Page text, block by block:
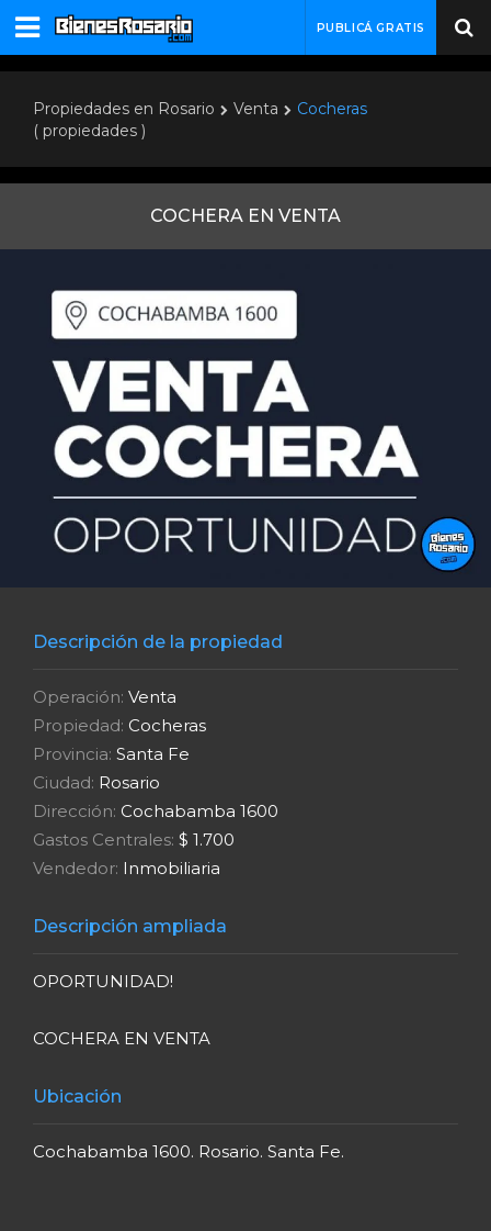
PUBLICÁ GRATIS
Propiedades en Rosario Venta
Cocheras
( propiedades )
COCHERA EN VENTA
Descripción de la propiedad
Operación: Venta
Propiedad: Cocheras
Provincia: Santa Fe
Ciudad: Rosario
Dirección: Cochabamba 1600
Gastos Centrales: $ 1.700
Vendedor: Inmobiliaria
Descripción ampliada
OPORTUNIDAD!
COCHERA EN VENTA
Ubicación
Cochabamba 1600. Rosario. Santa Fe.